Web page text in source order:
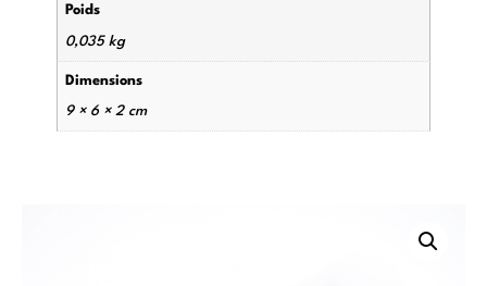
Poids
0,035 kg
Dimensions
9 × 6 × 2 cm